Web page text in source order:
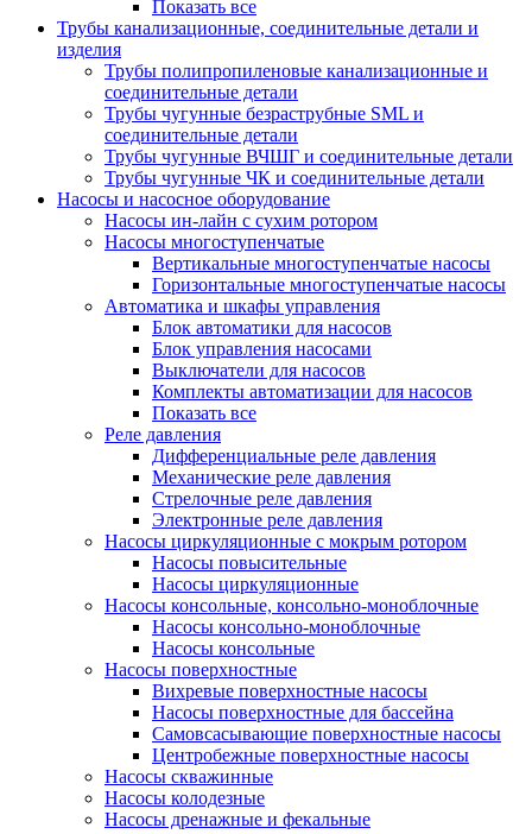
Показать все
Трубы канализационные, соединительные детали и
изделия
Трубы полипропиленовые канализационные и
соединительные детали
Трубы чугунные безраструбные SML и
соединительные детали
Трубы чугунные ВЧШГ и соединительные детали
Трубы чугунные ЧК и соединительные детали
Насосы и насосное оборудование
Насосы ин-лайн с сухим ротором
Насосы многоступенчатые
Вертикальные многоступенчатые насосы
Горизонтальные многоступенчатые насосы
Автоматика и шкафы управления
Блок автоматики для насосов
Блок управления насосами
Выключатели для насосов
Комплекты автоматизации для насосов
Показать все
Реле давления
Дифференциальные реле давления
Механические реле давления
Стрелочные реле давления
Электронные реле давления
Насосы циркуляционные с мокрым ротором
Насосы повысительные
Насосы циркуляционные
Насосы консольные, консольно-моноблочные
Насосы консольно-моноблочные
Насосы консольные
Насосы поверхностные
Вихревые поверхностные насосы
Насосы поверхностные для бассейна
Самовсасывающие поверхностные насосы
Центробежные поверхностные насосы
Насосы скважинные
Насосы колодезные
Насосы дренажные и фекальные